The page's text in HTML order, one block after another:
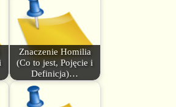
Znaczenie Homilia
(Co to jest, Pojęcie i
Definicja)…